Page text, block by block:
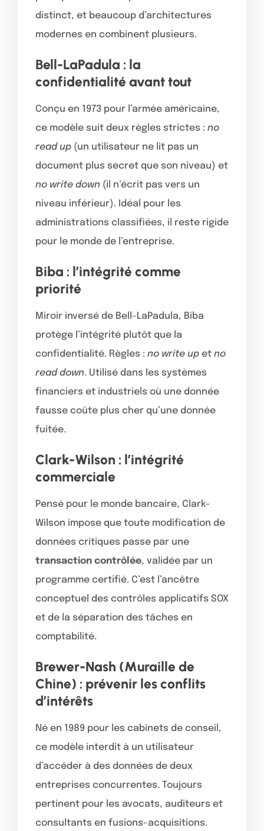
distinct, et beaucoup d’architectures
modernes en combinent plusieurs.
Bell-LaPadula : la
confidentialité avant tout
Conçu en 1973 pour l’armée américaine,
ce modèle suit deux règles strictes : no
read up (un utilisateur ne lit pas un
document plus secret que son niveau) et
no write down (il n’écrit pas vers un
niveau inférieur). Idéal pour les
administrations classifiées, il reste rigide
pour le monde de l’entreprise.
Biba : l’intégrité comme
priorité
Miroir inversé de Bell-LaPadula, Biba
protège l’intégrité plutôt que la
confidentialité. Règles : no write up et no
read down. Utilisé dans les systèmes
financiers et industriels où une donnée
fausse coûte plus cher qu’une donnée
fuitée.
Clark-Wilson : l’intégrité
commerciale
Pensé pour le monde bancaire, Clark-
Wilson impose que toute modification de
données critiques passe par une
transaction contrôlée, validée par un
programme certifié. C’est l’ancêtre
conceptuel des contrôles applicatifs SOX
et de la séparation des tâches en
comptabilité.
Brewer-Nash (Muraille de
Chine) : prévenir les conflits
d’intérêts
Né en 1989 pour les cabinets de conseil,
ce modèle interdit à un utilisateur
d’accéder à des données de deux
entreprises concurrentes. Toujours
pertinent pour les avocats, auditeurs et
consultants en fusions-acquisitions.